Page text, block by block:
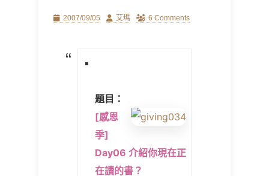
Posted
2007/09/05 Author
艾瑪 6 Comments
題目：
[感恩
季]
Day06 介紹你現在正
在讀的書？